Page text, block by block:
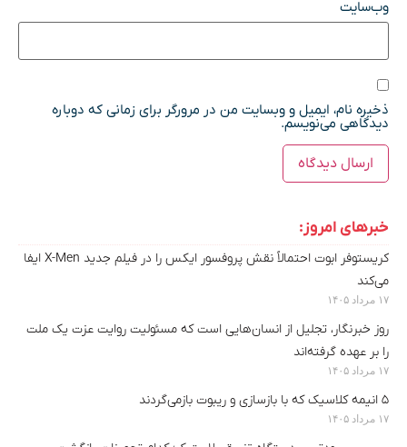
وب‌سایت
ذخیره نام، ایمیل و وبسایت من در مرورگر برای زمانی که دوباره
دیدگاهی می‌نویسم.
خبرهای امروز:
کریستوفر ابوت احتمالاً نقش پروفسور ایکس را در فیلم جدید X-Men ایفا
می‌کند
۱۷ مرداد ۱۴۰۵
روز خبرنگار، تجلیل از انسان‌هایی است که مسئولیت روایت عزت یک ملت
را بر عهده گرفته‌اند
۱۷ مرداد ۱۴۰۵
۵ انیمه کلاسیک که با بازسازی‌ و ریبوت بازمی‌گردند
۱۷ مرداد ۱۴۰۵